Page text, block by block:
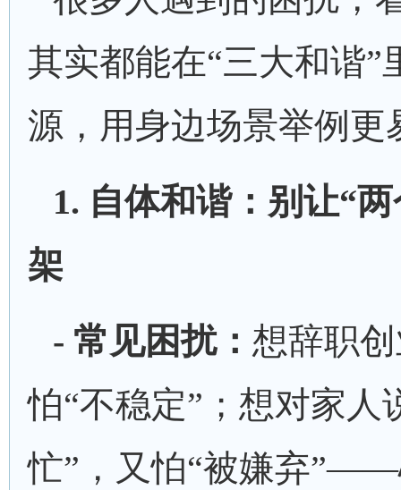
其实都能在“三大和谐”
源，用身边场景举例更
1. 自体和谐：别让“
架
- 常见困扰： 想辞职
怕“不稳定”；想对家人
忙”，又怕“被嫌弃